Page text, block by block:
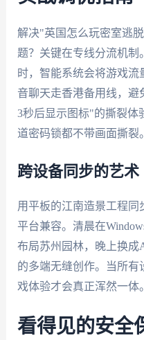
解决"英国怎么玩密室逃
题？关键在专线分流机制
时，智能系统会将游戏
音聊天走香港备用线，
3秒后显示图标"的撕裂体
道密码锁都不带画面撕裂。
跨设备同步的艺术
用平板的江南造景工程
平台兼容。清晨在
布局苏州园林，晚上换成
的多端无缝创作。当所
戏体验才会真正浑然一体。
看得见的安全